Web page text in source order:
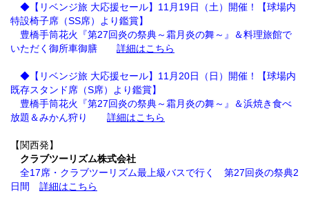
◆【リベンジ旅 大応援セール】11月19日（土）開催！【球場内
特設椅子席（SS席）より鑑賞】
豊橋手筒花火『第27回炎の祭典～霜月炎の舞～』＆料理旅館で
いただく御所車御膳
詳細はこちら
◆【リベンジ旅 大応援セール】11月20日（日）開催！【球場内
既存スタンド席（S席）より鑑賞】
豊橋手筒花火『第27回炎の祭典～霜月炎の舞～』＆浜焼き食べ
放題＆みかん狩り
詳細はこちら
【関西発】
クラブツーリズム株式会社
全17席・クラブツーリズム最上級バスで行く 第27回炎の祭典2
日間
詳細はこちら